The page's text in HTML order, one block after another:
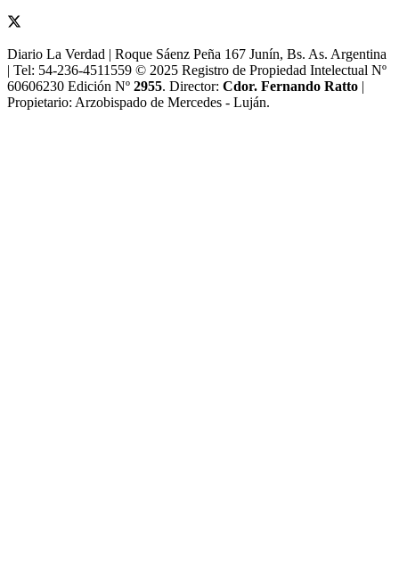
Diario La Verdad | Roque Sáenz Peña 167 Junín, Bs. As. Argentina
| Tel: 54-236-4511559 © 2025 Registro de Propiedad Intelectual Nº
60606230 Edición Nº 2955. Director:​ Cdor. Fernando Ratto |
Propietario:​ Arzobispado de Mercedes - Luján.